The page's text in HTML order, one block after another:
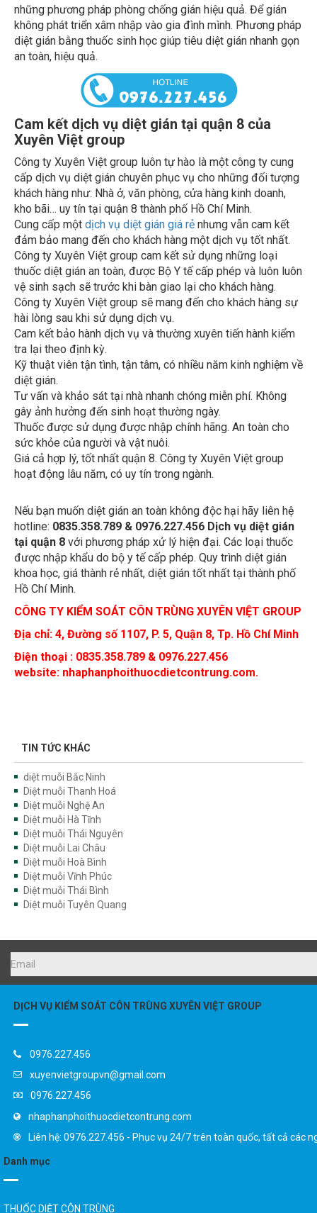
không phát triển xâm nhập vào gia đình mình. Phương pháp
diệt gián bằng thuốc sinh học giúp tiêu diệt gián nhanh gọn
an toàn, hiệu quả.
Cam kết dịch vụ diệt gián tại quận 8 của
Xuyên Việt group
Công ty Xuyên Việt group luôn tự hào là một công ty cung
cấp dịch vụ diệt gián chuyên phục vụ cho những đối tượng
khách hàng như: Nhà ở, văn phòng, cửa hàng kinh doanh,
kho bãi… uy tín tại quận 8 thành phố Hồ Chí Minh.
Cung cấp mộtdịch vụ diệt gián giá rẻnhưng vẫn cam kết
đảm bảo mang đến cho khách hàng một dịch vụ tốt nhất.
Công ty Xuyên Việt group cam kết sử dụng những loại
thuốc diệt gián an toàn, được Bộ Y tế cấp phép và luôn luôn
vệ sinh sạch sẽ trước khi bàn giao lại cho khách hàng.
Công ty Xuyên Việt group sẽ mang đến cho khách hàng sự
hài lòng sau khi sử dụng dịch vụ.
Cam kết bảo hành dịch vụ và thường xuyên tiến hành kiểm
tra lại theo định kỳ.
Kỹ thuật viên tận tình, tận tâm, có nhiều năm kinh nghiệm về
diệt gián.
Tư vấn và khảo sát tại nhà nhanh chóng miễn phí. Không
gây ảnh hưởng đến sinh hoạt thường ngày.
Thuốc được sử dụng được nhập chính hãng. An toàn cho
sức khỏe của người và vật nuôi.
Giá cả hợp lý, tốt nhất quận 8. Công ty Xuyên Việt group
hoạt động lâu năm, có uy tín trong ngành.
Nếu bạn muốn diệt gián an toàn không độc hại hãy liên hệ
hotline:0835.358.789 & 0976.227.456 Dịch vụ diệt gián
tại quận 8với phương pháp xử lý hiện đại. Các loại thuốc
được nhập khẩu do bộ y tế cấp phép. Quy trình diệt gián
khoa học, giá thành rẻ nhất, diệt gián tốt nhất tại thành phố
Hồ Chí Minh.
CÔNG TY KIỂM SOÁT CÔN TRÙNG XUYÊN VIỆT GROUP
Địa chỉ: 4, Đường số 1107, P. 5, Quận 8, Tp. Hồ Chí Minh
Điện thoại : 0835.358.789 & 0976.227.456
website: nhaphanphoithuocdietcontrung.com.
TIN TỨC KHÁC
Diệt muỗi Thanh Hoá
Diệt muỗi Nghệ An
Diệt muỗi Hà Tĩnh
Diệt muỗi Thái Nguyên
Diệt muỗi Lai Châu
Diệt muỗi Hoà Bình
Diệt muỗi Vĩnh Phúc
Diệt muỗi Thái Bình
Diệt muỗi Tuyên Quang
DỊCH VỤ KIỂM SOÁT CÔN TRÙNG XUYÊN VIỆT GROUP
Liên hệ: 0976.227.456 - Phục vụ 24/7 trên toàn quốc, tất cả các
THUỐC DIỆT CÔN TRÙNG